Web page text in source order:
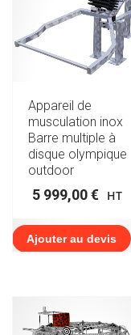
Appareil de
musculation inox
Barre multiple à
disque olympique
outdoor
5 999,00€ HT
Ajouter au devis